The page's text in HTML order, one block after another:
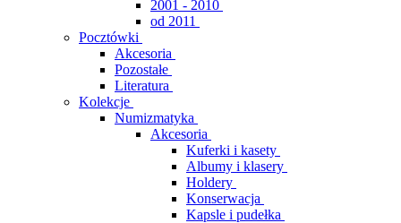
2001 - 2010
od 2011
Pocztówki
Akcesoria
Pozostałe
Literatura
Kolekcje
Numizmatyka
Akcesoria
Kuferki i kasety
Albumy i klasery
Holdery
Konserwacja
Kapsle i pudełka